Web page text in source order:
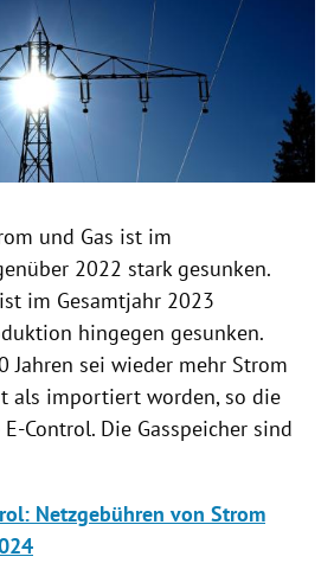
und Gas ist im
2022 stark gesunken.
im Gesamtjahr 2023
hingegen gesunken.
Jahren sei wieder mehr Strom
als importiert worden, so die
Control. Die Gasspeicher sind
Netzgebühren von Strom